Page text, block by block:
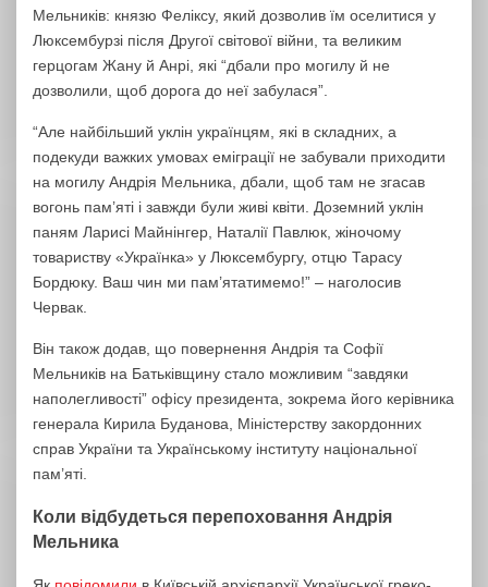
Мельників: князю Феліксу, який дозволив їм оселитися у
Люксембурзі після Другої світової війни, та великим
герцогам Жану й Анрі, які “дбали про могилу й не
дозволили, щоб дорога до неї забулася”.
“Але найбільший уклін українцям, які в складних, а
подекуди важких умовах еміграції не забували приходити
на могилу Андрія Мельника, дбали, щоб там не згасав
вогонь пам’яті і завжди були живі квіти. Доземний уклін
паням Ларисі Майнінгер, Наталії Павлюк, жіночому
товариству «Українка» у Люксембургу, отцю Тарасу
Бордюку. Ваш чин ми пам’ятатимемо!” – наголосив
Червак.
Він також додав, що повернення Андрія та Софії
Мельників на Батьківщину стало можливим “завдяки
наполегливості” офісу президента, зокрема його керівника
генерала Кирила Буданова, Міністерству закордонних
справ України та Українському інституту національної
пам’яті.
Коли відбудеться перепоховання Андрія
Мельника